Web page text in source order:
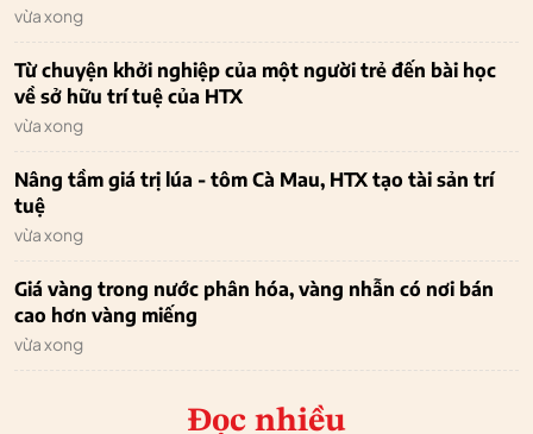
vừa xong
Từ chuyện khởi nghiệp của một người trẻ đến bài học
về sở hữu trí tuệ của HTX
vừa xong
Nâng tầm giá trị lúa - tôm Cà Mau, HTX tạo tài sản trí
tuệ
vừa xong
Giá vàng trong nước phân hóa, vàng nhẫn có nơi bán
cao hơn vàng miếng
vừa xong
Đọc nhiều